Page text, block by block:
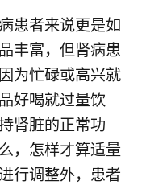
患者来说更是如
丰富，但肾病患
为忙碌或高兴就
好喝就过量饮
肾脏的正常功
，怎样才算适量
行调整外，患者